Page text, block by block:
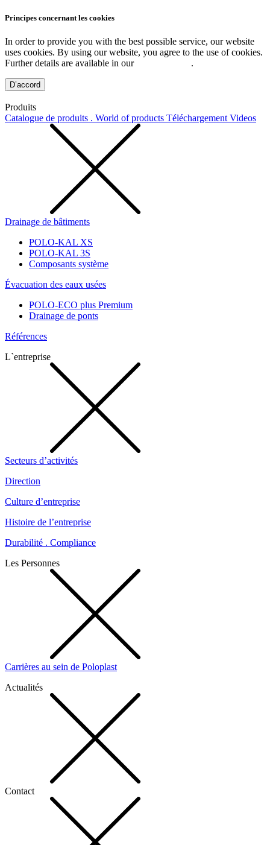
Principes concernant les cookies
In order to provide you with the best possible service, our website
uses cookies. By using our website, you agree to the use of cookies.
Further details are available in our
.
D’accord
Produits
Catalogue de produits . World of products Téléchargement Videos
Drainage de bâtiments
POLO-KAL XS
POLO-KAL 3S
Composants système
Évacuation des eaux usées
POLO-ECO plus Premium
Drainage de ponts
Références
L`entreprise
Secteurs d’activités
Direction
Culture d’entreprise
Histoire de l’entreprise
Durabilité . Compliance
Les Personnes
Carrières au sein de Poloplast
Actualités
Contact